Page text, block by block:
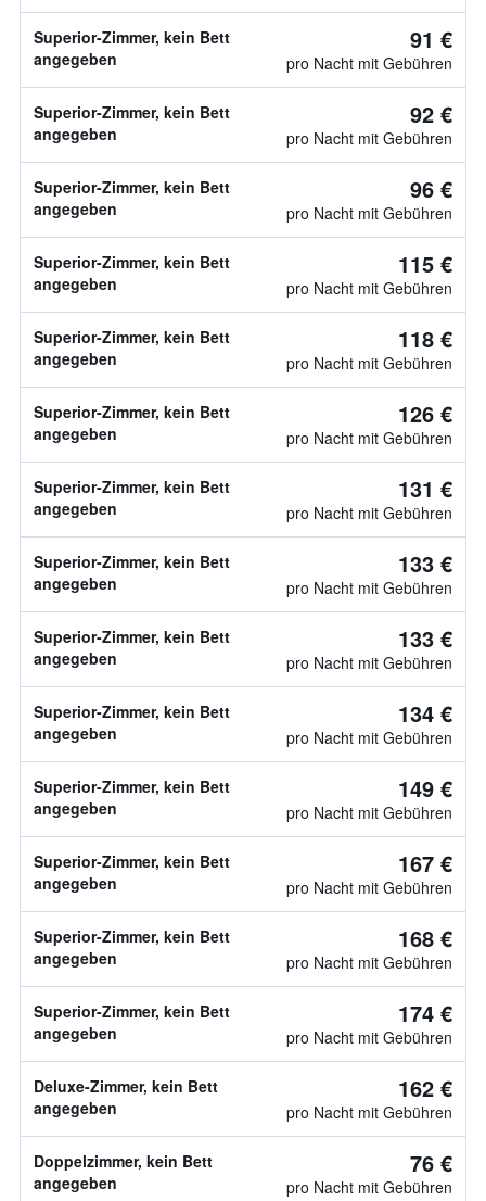
Superior-Zimmer, kein Bett
angegeben
91 €
pro Nacht mit Gebühren
Superior-Zimmer, kein Bett
angegeben
92 €
pro Nacht mit Gebühren
Superior-Zimmer, kein Bett
angegeben
96 €
pro Nacht mit Gebühren
Superior-Zimmer, kein Bett
angegeben
115 €
pro Nacht mit Gebühren
Superior-Zimmer, kein Bett
angegeben
118 €
pro Nacht mit Gebühren
Superior-Zimmer, kein Bett
angegeben
126 €
pro Nacht mit Gebühren
Superior-Zimmer, kein Bett
angegeben
131 €
pro Nacht mit Gebühren
Superior-Zimmer, kein Bett
angegeben
133 €
pro Nacht mit Gebühren
Superior-Zimmer, kein Bett
angegeben
133 €
pro Nacht mit Gebühren
Superior-Zimmer, kein Bett
angegeben
134 €
pro Nacht mit Gebühren
Superior-Zimmer, kein Bett
angegeben
149 €
pro Nacht mit Gebühren
Superior-Zimmer, kein Bett
angegeben
167 €
pro Nacht mit Gebühren
Superior-Zimmer, kein Bett
angegeben
168 €
pro Nacht mit Gebühren
Superior-Zimmer, kein Bett
angegeben
174 €
pro Nacht mit Gebühren
Deluxe-Zimmer, kein Bett
angegeben
162 €
pro Nacht mit Gebühren
Doppelzimmer, kein Bett
angegeben
76 €
pro Nacht mit Gebühren